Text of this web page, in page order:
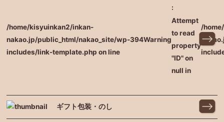
/home/kisyuinkan2/inkan-
nakao.jp/public_html/nakao_site/wp-
includes/link-template.php on line
394Warning
:
Attempt
to read
property
"ID" on
null in
/
ギフト包装・のし